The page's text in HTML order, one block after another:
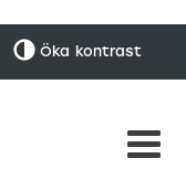
Öka kontrast